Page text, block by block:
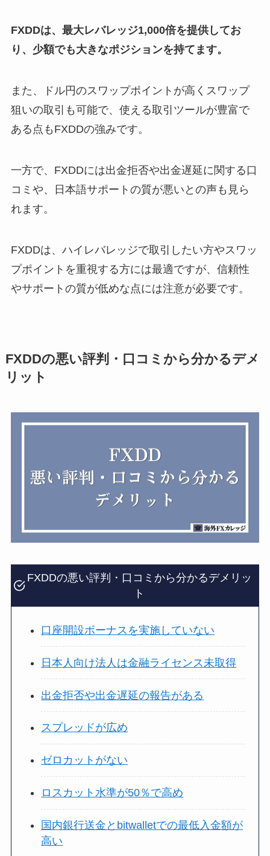
FXDDは、最大レバレッジ1,000倍を提供してお
り、少額でも大きなポジションを持てます。
また、ドル円のスワップポイントが高くスワップ
狙いの取引も可能で、使える取引ツールが豊富で
ある点もFXDDの強みです。
一方で、FXDDには出金拒否や出金遅延に関する口
コミや、日本語サポートの質が悪いとの声も見ら
れます。
FXDDは、ハイレバレッジで取引したい方やスワッ
プポイントを重視する方には最適ですが、信頼性
やサポートの質が低めな点には注意が必要です。
FXDDの悪い評判・口コミから分かるデメ
リット
FXDDの悪い評判・口コミから分かるデメリッ
ト
口座開設ボーナスを実施していない
日本人向け法人は金融ライセンス未取得
出金拒否や出金遅延の報告がある
スプレッドが広め
ゼロカットがない
ロスカット水準が50％で高め
国内銀行送金とbitwalletでの最低入金額が
高い